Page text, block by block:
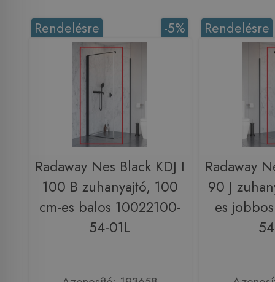
-5%
Rendelésre
Radaway Nes Black KDJ I
100 B zuhanyajtó, 100
cm-es balos 10022100-
54-01L
Rendelésre
Radaway
90 J
es